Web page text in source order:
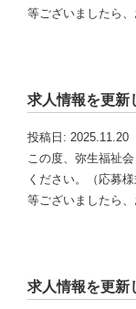
等ございましたら
求人情報を更新
投稿日: 2025.11.20
この度、弥生福祉
ください。（応募
等ございましたら
求人情報を更新